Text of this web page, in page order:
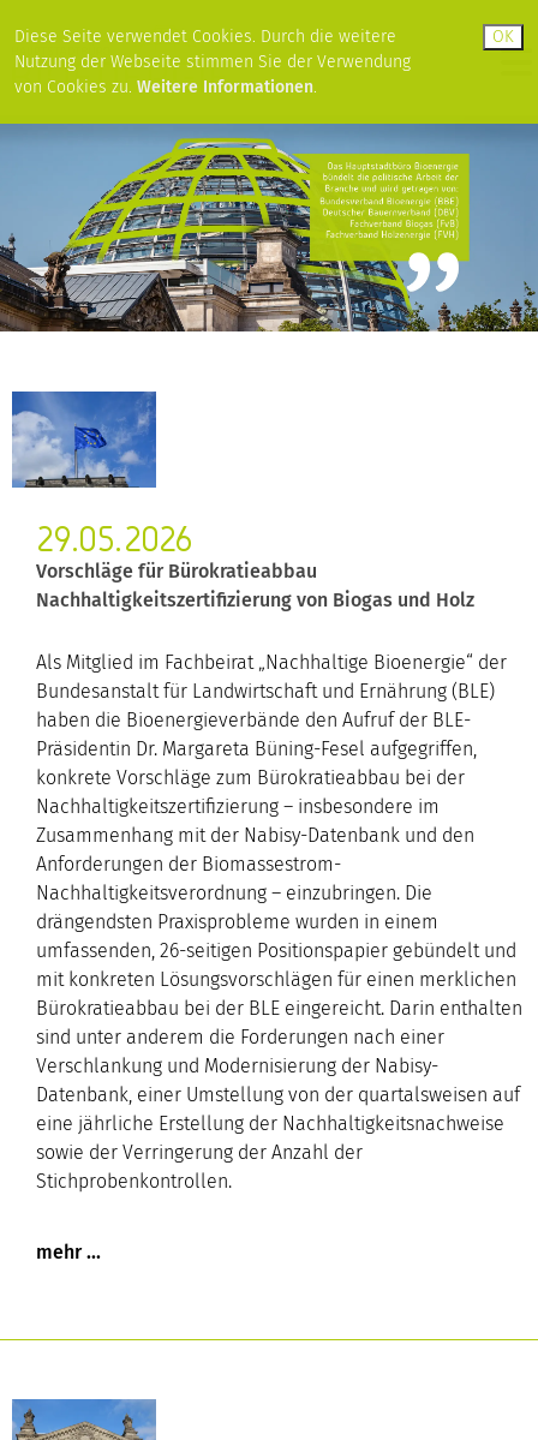
Diese Seite verwendet Cookies. Durch die weitere
Nutzung der Webseite stimmen Sie der Verwendung
von Cookies zu. Weitere Informationen.
29.05.2026
Vorschläge für Bürokratieabbau
Nachhaltigkeitszertifizierung von Biogas und Holz
Als Mitglied im Fachbeirat „Nachhaltige Bioenergie“ der
Bundesanstalt für Landwirtschaft und Ernährung (BLE)
haben die Bioenergieverbände den Aufruf der BLE-
Präsidentin Dr. Margareta Büning-Fesel aufgegriffen,
konkrete Vorschläge zum Bürokratieabbau bei der
Nachhaltigkeitszertifizierung – insbesondere im
Zusammenhang mit der Nabisy-Datenbank und den
Anforderungen der Biomassestrom-
Nachhaltigkeitsverordnung – einzubringen. Die
drängendsten Praxisprobleme wurden in einem
umfassenden, 26-seitigen Positionspapier gebündelt und
mit konkreten Lösungsvorschlägen für einen merklichen
Bürokratieabbau bei der BLE eingereicht. Darin enthalten
sind unter anderem die Forderungen nach einer
Verschlankung und Modernisierung der Nabisy-
Datenbank, einer Umstellung von der quartalsweisen auf
eine jährliche Erstellung der Nachhaltigkeitsnachweise
sowie der Verringerung der Anzahl der
Stichprobenkontrollen.